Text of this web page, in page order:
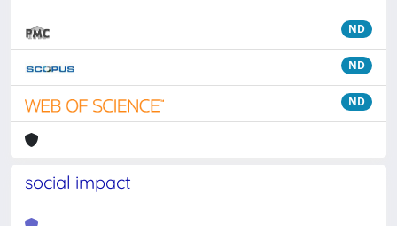
ND
ND
ND
social impact